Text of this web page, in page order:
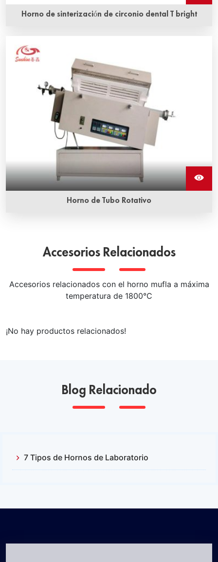
Horno de sinterización de circonio dental T bright
Horno de Tubo Rotativo
objeto dentro del horno al rotar, y se utiliza comúnmente
Accesorios Relacionados
Accesorios relacionados con el horno mufla a máxima
temperatura de 1800°C
¡No hay productos relacionados!
Blog Relacionado
7 Tipos de Hornos de Laboratorio